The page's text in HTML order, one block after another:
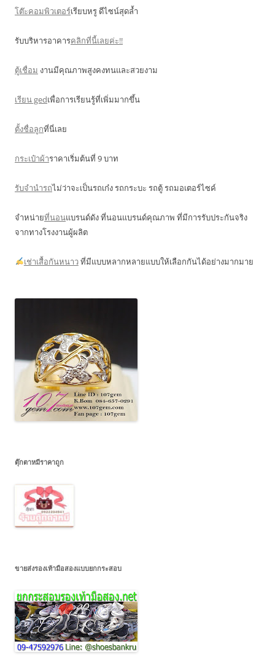
โต๊ะคอมพิวเตอร์เรียบหรู ดีไซน์สุดล้ำ
รับบริหารอาคารคลิกที่นี้เลยค่ะ!!
ตู้เชื่อม งานมีคุณภาพสูงคงทนและสวยงาม
เรียน gedเพื่อการเรียนรู้ที่เพิ่มมากขึ้น
ตั้งชื่อลูกที่นี่เลย
กระเป๋าผ้าราคาเริ่มต้นที่ 9 บาท
รับจำนำรถไม่ว่าจะเป็นรถเก๋ง รถกระบะ รถตู้ รถมอเตอร์ไซค์
จำหน่ายที่นอนแบรนด์ดัง ที่นอนแบรนด์คุณภาพ ที่มีการรับประกันจริง
จากทางโรงงานผู้ผลิต
เช่าเสื้อกันหนาวที่มีแบบหลากหลายแบบให้เลือกกันได้อย่างมากมาย
ตุ๊กตาหมีราคาถูก
ขายส่งรองเท้ามือสองแบบยกกระสอบ